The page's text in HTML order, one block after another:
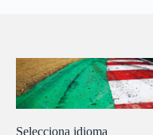
Selecciona idioma